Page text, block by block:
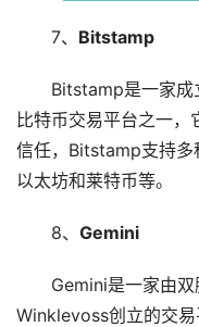
7、 Bitstamp
Bitstamp是一家成
比特币交易平台之一
信任，Bitstamp支持多
以太坊和莱特币等。
8、 Gemini
Gemini是一家由
Winklevoss创立的交